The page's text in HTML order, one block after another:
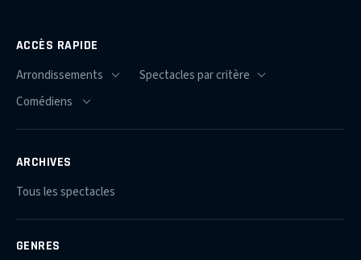
ACCÈS RAPIDE
ARCHIVES
Tous les spectacles
GENRES